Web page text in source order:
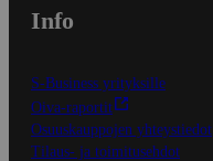
Info
S-Business yrityksille
Oiva-raportit
Osuuskauppojen yhteystiedot
Tilaus- ja toimitusehdot